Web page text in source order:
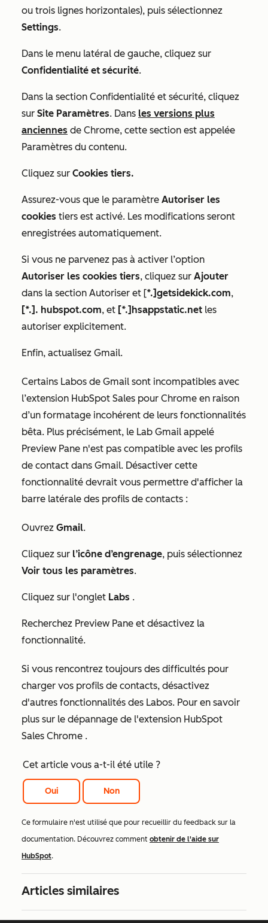
ou trois lignes horizontales), puis sélectionnez
Settings.
Dans le menu latéral de gauche, cliquez sur
Confidentialité et sécurité.
Dans la section Confidentialité et sécurité, cliquez
sur Site Paramètres. Dans les versions plus
anciennes de Chrome, cette section est appelée
Paramètres du contenu.
Cliquez sur Cookies tiers.
Assurez-vous que le paramètre Autoriser les
cookies tiers est activé. Les modifications seront
enregistrées automatiquement.
Si vous ne parvenez pas à activer l’option
Autoriser les cookies tiers, cliquez sur Ajouter
dans la section Autoriser et [*.]getsidekick.com,
[*.]. hubspot.com, et [*.]hsappstatic.net les
autoriser explicitement.
Enfin, actualisez Gmail.
Certains Labos de Gmail sont incompatibles avec
l’extension HubSpot Sales pour Chrome en raison
d’un formatage incohérent de leurs fonctionnalités
bêta. Plus précisément, le Lab Gmail appelé
Preview Pane n'est pas compatible avec les profils
de contact dans Gmail. Désactiver cette
fonctionnalité devrait vous permettre d'afficher la
barre latérale des profils de contacts :
Ouvrez Gmail.
Cliquez sur l’icône d’engrenage, puis sélectionnez
Voir tous les paramètres.
Cliquez sur l'onglet Labs .
Recherchez Preview Pane et désactivez la
fonctionnalité.
Si vous rencontrez toujours des difficultés pour
charger vos profils de contacts, désactivez
d'autres fonctionnalités des Labos. Pour en savoir
plus sur le dépannage de l'extension HubSpot
Sales Chrome .
Cet article vous a-t-il été utile ?
Oui Non
Ce formulaire n'est utilisé que pour recueillir du feedback sur la
documentation. Découvrez comment obtenir de l'aide sur
HubSpot.
Articles similaires